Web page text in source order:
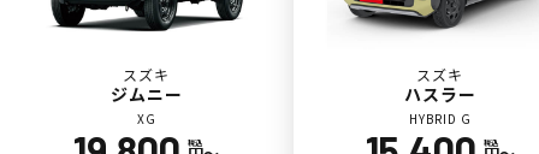
ポイントが貯まる
カーリース料金をカードで支払えるので、ポ
スズキ
ジムニー
XG
税込
スズキ
ハスラー
HYBRID G
税込